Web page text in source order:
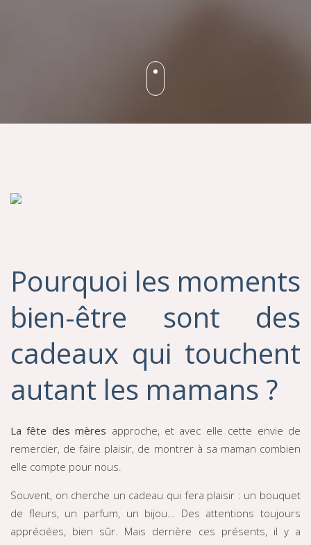
Pourquoi les moments
bien-être sont des
cadeaux qui touchent
autant les mamans ?
La fête des mères approche, et avec elle cette envie de
remercier, de faire plaisir, de montrer à sa maman combien
elle compte pour nous.
Souvent, on cherche un cadeau qui fera plaisir : un bouquet
de fleurs, un parfum, un bijou… Des attentions toujours
appréciées, bien sûr. Mais derrière ces présents, il y a